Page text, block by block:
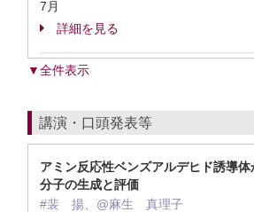
7月
詳細を見る
▼全件表示
講演・口頭発表等
アミン反応性ベンズアルデヒド誘導
分子の生成と評価
#裴 揚、@麻生 真理子